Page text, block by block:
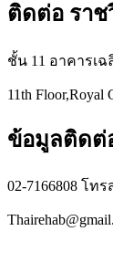
ติดต่อ ราช
ชั้น 11 อาคารเ
11th Floor,Royal
ข้อมูลติดต่
02-7166808 โทร